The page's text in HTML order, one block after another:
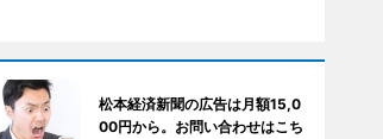
松本経済新聞の広告は月額15,0
00円から。お問い合わせはこち